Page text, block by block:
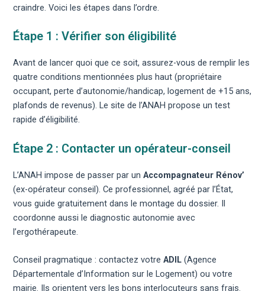
craindre. Voici les étapes dans l’ordre.
Étape 1 : Vérifier son éligibilité
Avant de lancer quoi que ce soit, assurez-vous de remplir les
quatre conditions mentionnées plus haut (propriétaire
occupant, perte d’autonomie/handicap, logement de +15 ans,
plafonds de revenus). Le site de l’ANAH propose un test
rapide d’éligibilité.
Étape 2 : Contacter un opérateur-conseil
L’ANAH impose de passer par unAccompagnateur Rénov’
(ex-opérateur conseil). Ce professionnel, agréé par l’État,
vous guide gratuitement dans le montage du dossier. Il
coordonne aussi le diagnostic autonomie avec
l’ergothérapeute.
Conseil pragmatique : contactez votreADIL (Agence
Départementale d’Information sur le Logement) ou votre
mairie. Ils orientent vers les bons interlocuteurs sans frais.